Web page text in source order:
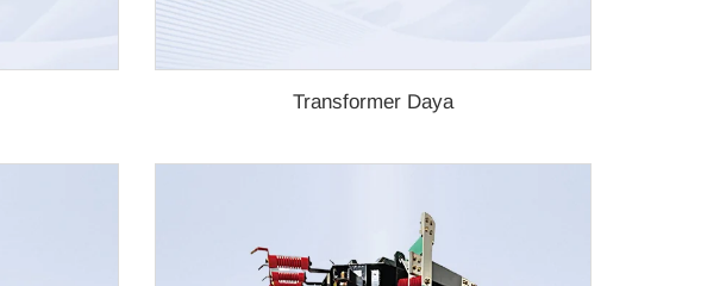
Transformer Daya